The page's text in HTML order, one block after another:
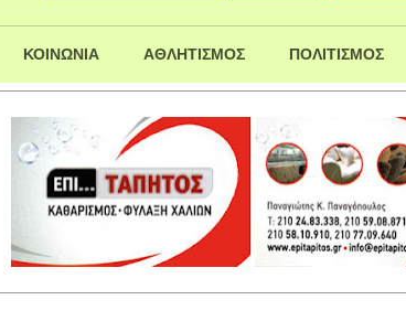
ΚΟΙΝΩΝΙΑ ΑΘΛΗΤΙΣΜΟΣ ΠΟΛΙΤΙΣΜΟΣ